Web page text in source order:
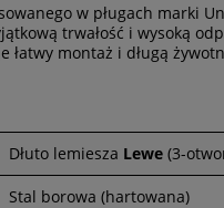
w pługach marki
trwałość i wysoką
montaż i długą
Dłuto lemiesza Lewe (3-
Stal borowa (hartowana)